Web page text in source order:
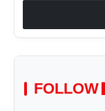
FOLLOW